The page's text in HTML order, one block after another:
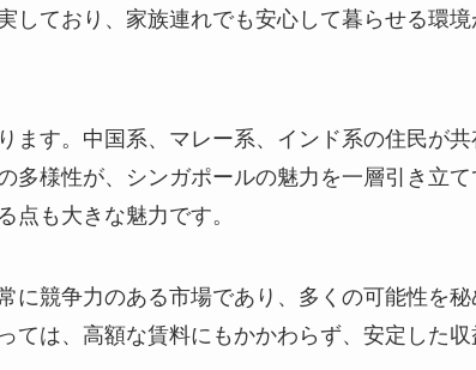
しており、家族連れでも安心して暮らせる環
ます。中国系、マレー系、インド系の住民が
多様性が、シンガポールの魅力を一層引き立て
も大きな魅力です。
に競争力のある市場であり、多くの可能性を秘
ては、高額な賃料にもかかわらず、安定した収